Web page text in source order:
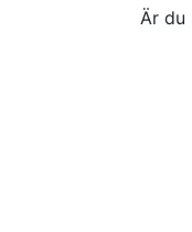
Är du